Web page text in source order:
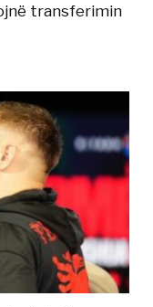
transferimin